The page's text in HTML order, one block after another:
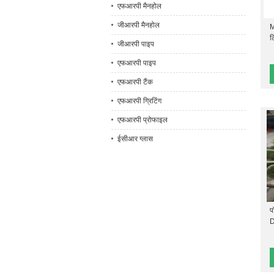
एफआरपी मैनहोल
जीआरपी मैनहोल
जीआरपी पाइप
एफआरपी पाइप
एफआरपी टैंक
एफआरपी ग्रिटिंग
एफआरपी प्रोफाइल
ईसीआर ग्लास